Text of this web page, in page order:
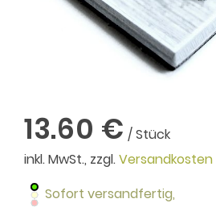
13.60 € / Stück
inkl. MwSt., zzgl.Versandkosten
Sofort versandfertig,